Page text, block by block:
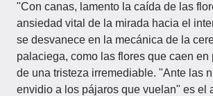
"Con canas, lamento la caída de las
ansiedad vital de la mirada hacia el
se desvanece en la mecánica de la
palaciega, como las flores que caen en
de una tristeza irremediable. "Ante las
envidio a los pájaros que vuelan" es el